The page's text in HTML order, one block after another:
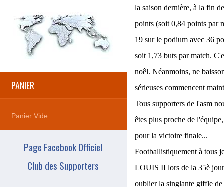
PANIER
Panier Vide
Page Facebook Officiel
Club des Supporters
la saison dernière, à la fin
points (soit 0,84 points par
19 sur le podium avec 36
soit 1,73 buts par match.
noêl. Néanmoins, ne
sérieuses commencent
Tous supporters de l'asm
êtes plus proche de
pour la victoire finale...
Footballistiquement à tous
LOUIS II lors de la 35è
oublier la singlante giffle de